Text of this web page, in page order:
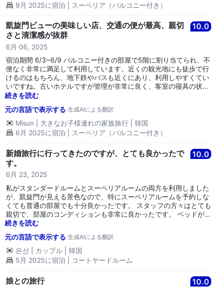
9月 2025に宿泊 | スーペリア（バルコニー付き）
凱旋門ビューの美味しい店、交通の便が最高、親切
さと清潔感が抜群
10.0
6月 06, 2025
宿泊期間 6/3~6/9 バルコニー付きの部屋で5階に割り当てられ、不
便なく非常に満足して利用しています。近くの観光地にも徒歩で行
けるのはもちろん、地下鉄やバスも近くにあり、利用しやすくてい
いですね。古いホテルですが管理が非常に良く、客室の寝具の状態
も良いですし、バスルームにはバスタブがあって、温かい入浴を楽
しめるのがとてもいいです。バスルームのアメニティもしっかりと
揃っています。（歯磨き粉と歯ブラシはありません^^）次回パリに
来た際にはまた来たいと思います。
続きを読む
元の言語で表示する 生成AIによる翻訳
Misun 大きなお子様連れの家族旅行
韓国
6月 2025に宿泊 | スーペリア（バルコニー付き）
新婚旅行に行ってきたのですが、とても良かったで
す。
10.0
6月 23, 2025
私がスタンダードルームとスーペリアルームの両方を利用しました
が、凱旋門が見える景色なので、特にスーペリアルームを予約しな
くても普通の部屋でも十分良かったです。 スタッフの方々はとても
親切で、部屋のコンディションも非常に良かったです。 ベッドがと
ても広くて、二人で非常に快適に眠ることができました。
続きを読む
元の言語で表示する 生成AIによる翻訳
은선 カップル
韓国
5月 2025に宿泊 | コートヤードルーム
娘との旅行 10.0